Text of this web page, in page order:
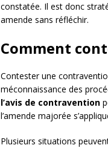
constatée. Il est donc
amende sans réfléchir.
Comment
Contester une
méconnaissance des
l’avis de contravention
l’amende majorée
Plusieurs situations